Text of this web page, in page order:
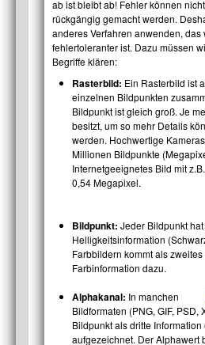
ab ist bleibt ab! Fehler können
rückgängig gemacht werden.
anderes Verfahren anwenden, das
fehlertoleranter ist. Dazu müssen
Begriffe klären:
Rasterbild: Ein Rasterbild ist
einzelnen Bildpunkten
Bildpunkt ist gleich groß. Je
besitzt, um so mehr Details
werden. Hochwertige
Millionen Bildpunkte
Internetgeeignetes Bild mit
0,54 Megapixel.
Bildpunkt: Jeder Bildpunkt
Helligkeitsinformation
Farbbildern kommt als
Farbinformation dazu.
Alphakanal: In manchen
Bildformaten (PNG, GIF, PSD,
Bildpunkt als dritte
aufgezeichnet. Der Alphawert